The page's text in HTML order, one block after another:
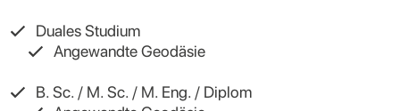
Duales Studium
Angewandte Geodäsie
B. Sc. / M. Sc. / M. Eng. / Diplom